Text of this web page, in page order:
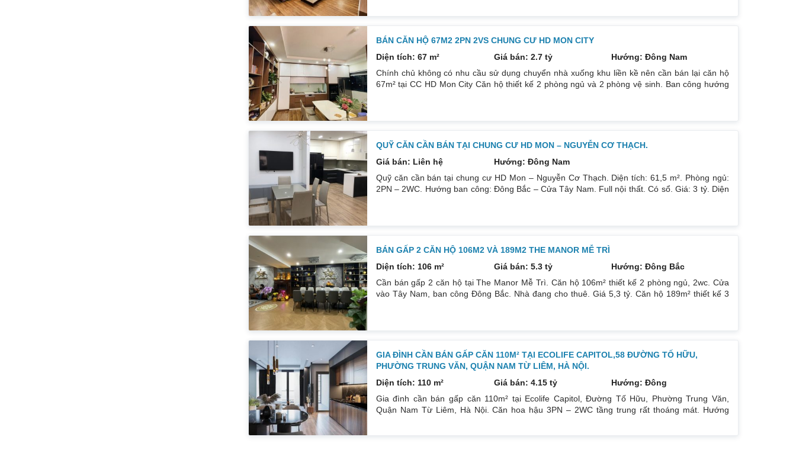
BÁN CĂN HỘ 67M2 2PN 2VS CHUNG CƯ HD MON CITY
Diện tích: 67 m²
Giá bán: 2.7 tỷ
Hướng: Đông Nam
Chính chủ không có nhu cầu sử dụng chuyển nhà xuống khu liền kề nên cần bán lại căn hộ
67m² tại CC HD Mon City Căn hộ thiết kế 2 phòng ngủ và 2 phòng vệ sinh. Ban công hướng
QUỸ CĂN CẦN BÁN TẠI CHUNG CƯ HD MON – NGUYỄN CƠ THẠCH.
Giá bán: Liên hệ
Hướng: Đông Nam
Quỹ căn cần bán tại chung cư HD Mon – Nguyễn Cơ Thạch. Diện tích: 61,5 m². Phòng ngủ:
2PN – 2WC. Hướng ban công: Đông Bắc – Cửa Tây Nam. Full nội thất. Có sổ. Giá: 3 tỷ. Diện
BÁN GẤP 2 CĂN HỘ 106M2 VÀ 189M2 THE MANOR MỄ TRÌ
Diện tích: 106 m²
Giá bán: 5.3 tỷ
Hướng: Đông Bắc
Cần bán gấp 2 căn hộ tại The Manor Mễ Trì. Căn hộ 106m² thiết kế 2 phòng ngủ, 2wc. Cửa
vào Tây Nam, ban công Đông Bắc. Nhà đang cho thuê. Giá 5,3 tỷ. Căn hộ 189m² thiết kế 3
GIA ĐÌNH CẦN BÁN GẤP CĂN 110M² TẠI ECOLIFE CAPITOL,58 ĐƯỜNG TỐ HỮU,
PHƯỜNG TRUNG VĂN, QUẬN NAM TỪ LIÊM, HÀ NỘI.
Diện tích: 110 m²
Giá bán: 4.15 tỷ
Hướng: Đông
Gia đình cần bán gấp căn 110m² tại Ecolife Capitol, Đường Tố Hữu, Phường Trung Văn,
Quận Nam Từ Liêm, Hà Nội. Căn hoa hậu 3PN – 2WC tầng trung rất thoáng mát. Hướng